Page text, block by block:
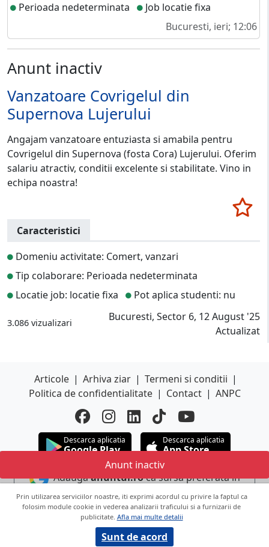
Perioada nedeterminata
Job locatie fixa
Bucuresti, ieri; 12:06
Anunt inactiv
Vanzatoare Covrigelul din
Supernova Lujerului
Angajam vanzatoare entuziasta si amabila pentru
Covrigelul din Supernova (fosta Cora) Lujerului. Oferim
salariu atractiv, conditii excelente si stabilitate. Vino in
echipa noastra!
Caracteristici
Domeniu activitate: Comert, vanzari
Tip colaborare: Perioada nedeterminata
Locatie job: locatie fixa
Pot aplica studenti: nu
3.086 vizualizari
Bucuresti, Sector 6, 12 August '25
Actualizat
Anunt inactiv
Prin utilizarea serviciilor noastre, iti exprimi acordul cu privire la faptul ca
folosim module cookie in vederea analizarii traficului si a furnizarii de
publicitate. Afla mai multe detalii
Sunt de acord
Articole | Arhiva ziar | Termeni si conditii |
Politica de confidentialitate | Contact | ANPC
Descarca aplicatia
Google Play
Descarca aplicatia
App Store
Adaugaanuntul.roca sursa preferata in
Google
Copyright © 2026 ANUNTUL TELEFONIC
Toate drepturile rezervate.